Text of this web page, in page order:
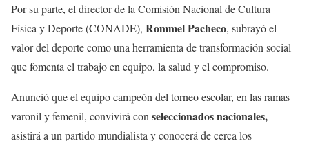
Por su parte, el director de la Comisión Nacional de Cultura
Física y Deporte (CONADE), Rommel Pacheco, subrayó el
valor del deporte como una herramienta de transformación social
que fomenta el trabajo en equipo, la salud y el compromiso.
Anunció que el equipo campeón del torneo escolar, en las ramas
varonil y femenil, convivirá con seleccionados nacionales,
asistirá a un partido mundialista y conocerá de cerca los